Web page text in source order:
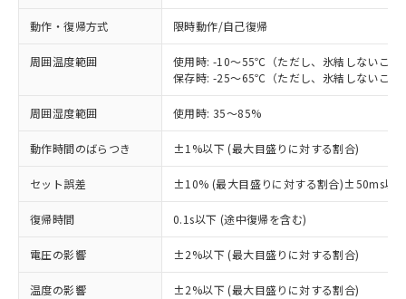
動作・復帰方式 限時動作/自己復帰
周囲温度範囲
使用時: -10～55℃（ただし、氷結しないこと
保存時: -25～65℃（ただし、氷結しないこと
周囲湿度範囲 使用時: 35～85%
動作時間のばらつき ±1%以下 (最大目盛りに対する割合)
セット誤差 ±10% (最大目盛りに対する割合)±50ms以下
復帰時間 0.1s以下 (途中復帰を含む)
電圧の影響 ±2%以下 (最大目盛りに対する割合)
温度の影響 ±2%以下 (最大目盛りに対する割合)
※1 対応状況
対応済み：EU RoHS指令（10物質）の
非含有に対応した製品が提供可能な商品で
す。